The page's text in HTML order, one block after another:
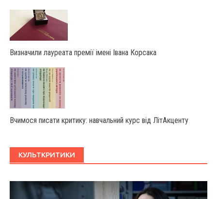
Визначили лауреата премії імені Івана Корсака
Вчимося писати критику: навчальний курс від ЛітАкценту
КУЛЬТКРИТИКИ